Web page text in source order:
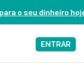
AGORA
ENTRAR